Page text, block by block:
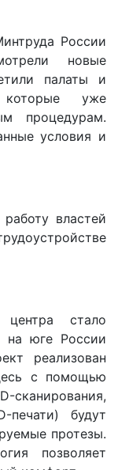
России
новые
палаты и
уже
процедурам.
условия и
властей
стало
на юге России
реализован
с помощью
печати) будут
протезы.
позволяет